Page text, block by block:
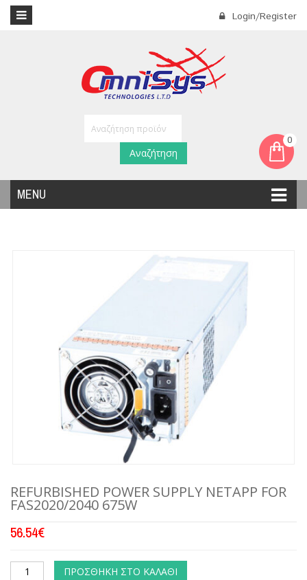
Login/Register
0
MENU
Αναζήτηση
REFURBISHED POWER SUPPLY NETAPP FOR
FAS2020/2040 675W
56.54€
ΠΡΟΣΘΉΚΗ ΣΤΟ ΚΑΛΆΘΙ